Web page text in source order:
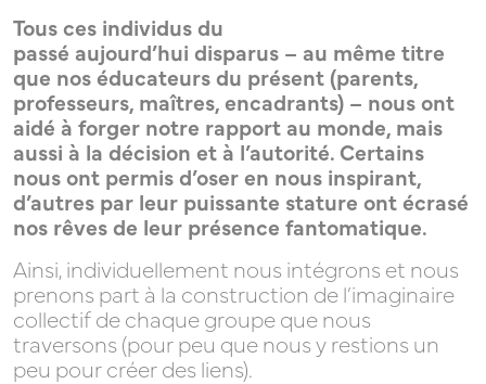
COACHS
/
CONSULTANTS
FORMATIONS
Tous ces individus du
passé aujourd’hui disparus – au même titre
que nos éducateurs du présent (parents,
professeurs, maîtres, encadrants) – nous ont
aidé à forger notre rapport au monde, mais
aussi à la décision et à l’autorité. Certains
nous ont permis d’oser en nous inspirant,
d’autres par leur puissante stature ont écrasé
nos rêves de leur présence fantomatique.
Ainsi, individuellement nous intégrons et nous
prenons part à la construction de l’imaginaire
collectif de chaque groupe que nous
traversons (pour peu que nous y restions un
peu pour créer des liens).